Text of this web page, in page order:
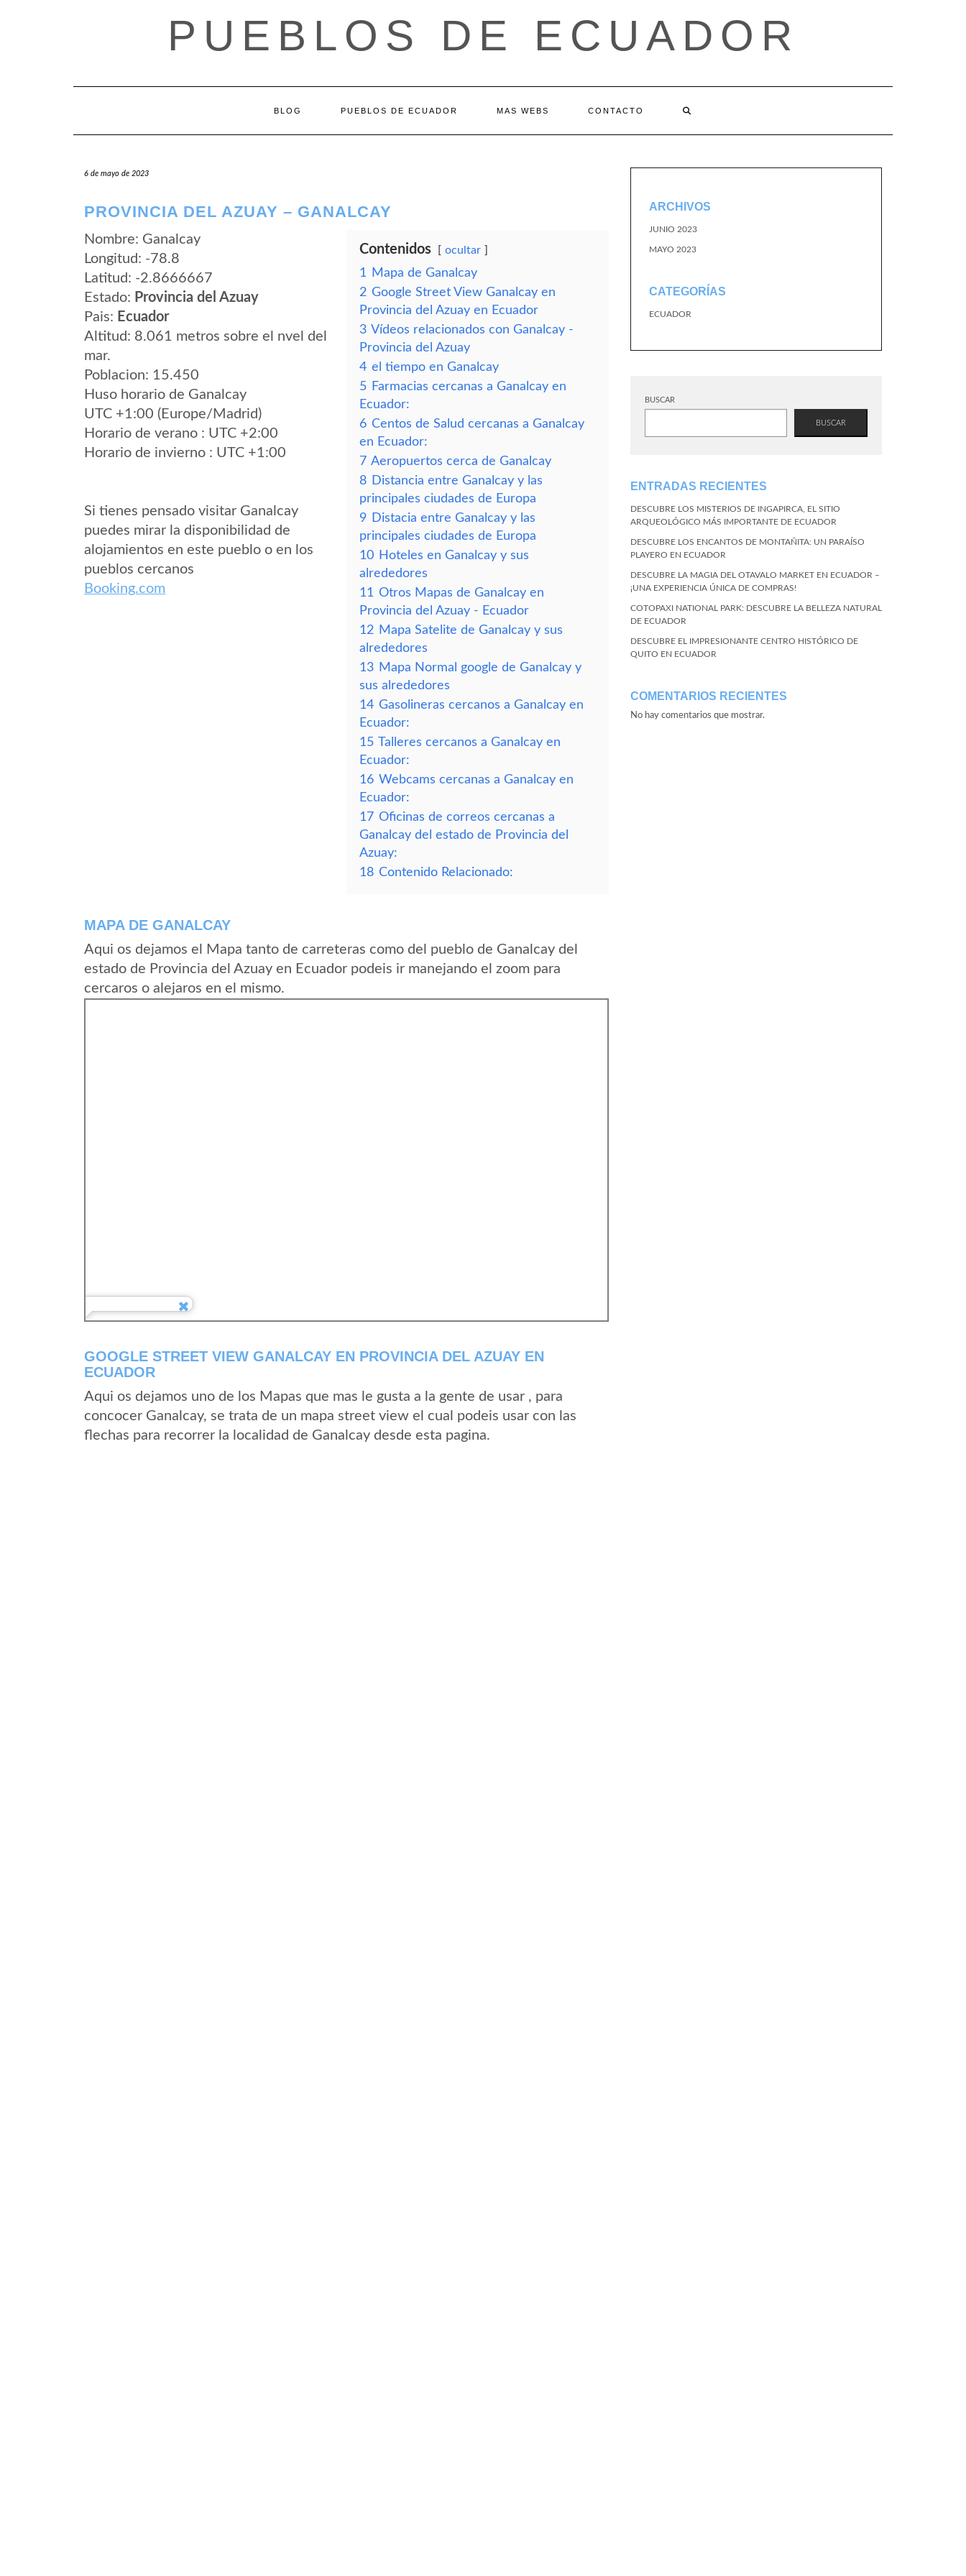
PUEBLOS DE ECUADOR
BLOG PUEBLOS DE ECUADOR MAS WEBS CONTACTO
6 de mayo de 2023
PROVINCIA DEL AZUAY – GANALCAY
Nombre: Ganalcay
Longitud: -78.8
Latitud: -2.8666667
Estado: Provincia del Azuay
Pais: Ecuador
Altitud: 8.061 metros sobre el nvel del
mar.
Poblacion: 15.450
Huso horario de Ganalcay
UTC +1:00 (Europe/Madrid)
Horario de verano : UTC +2:00
Horario de invierno : UTC +1:00
Si tienes pensado visitar Ganalcay
puedes mirar la disponibilidad de
alojamientos en este pueblo o en los
pueblos cercanos
Booking.com
Contenidos ocultar
1
Mapa de Ganalcay
2 Google Street View Ganalcay en
Provincia del Azuay en Ecuador
3 Vídeos relacionados con Ganalcay -
Provincia del Azuay
4 el tiempo en Ganalcay
5 Farmacias cercanas a Ganalcay en
Ecuador:
6 Centos de Salud cercanas a Ganalcay
en Ecuador:
7 Aeropuertos cerca de Ganalcay
8 Distancia entre Ganalcay y las
principales ciudades de Europa
9 Distacia entre Ganalcay y las
principales ciudades de Europa
10 Hoteles en Ganalcay y sus
alrededores
11 Otros Mapas de Ganalcay en
Provincia del Azuay - Ecuador
12 Mapa Satelite de Ganalcay y sus
alrededores
13 Mapa Normal google de Ganalcay y
sus alrededores
14 Gasolineras cercanos a Ganalcay en
Ecuador:
15 Talleres cercanos a Ganalcay en
Ecuador:
16 Webcams cercanas a Ganalcay en
Ecuador:
17 Oficinas de correos cercanas a
Ganalcay del estado de Provincia del
Azuay:
18 Contenido Relacionado:
MAPA DE GANALCAY
Aqui os dejamos el Mapa tanto de carreteras como del pueblo de Ganalcay del
estado de Provincia del Azuay en Ecuador podeis ir manejando el zoom para
cercaros o alejaros en el mismo.
GOOGLE STREET VIEW GANALCAY EN PROVINCIA DEL AZUAY EN
ECUADOR
Aqui os dejamos uno de los Mapas que mas le gusta a la gente de usar , para
concocer Ganalcay, se trata de un mapa street view el cual podeis usar con las
flechas para recorrer la localidad de Ganalcay desde esta pagina.
ARCHIVOS
JUNIO 2023
MAYO 2023
CATEGORÍAS
ECUADOR
BUSCAR
BUSCAR
ENTRADAS RECIENTES
DESCUBRE LOS MISTERIOS DE INGAPIRCA, EL SITIO
ARQUEOLÓGICO MÁS IMPORTANTE DE ECUADOR
DESCUBRE LOS ENCANTOS DE MONTAÑITA: UN PARAÍSO
PLAYERO EN ECUADOR
DESCUBRE LA MAGIA DEL OTAVALO MARKET EN ECUADOR –
¡UNA EXPERIENCIA ÚNICA DE COMPRAS!
COTOPAXI NATIONAL PARK: DESCUBRE LA BELLEZA NATURAL
DE ECUADOR
DESCUBRE EL IMPRESIONANTE CENTRO HISTÓRICO DE
QUITO EN ECUADOR
COMENTARIOS RECIENTES
No hay comentarios que mostrar.